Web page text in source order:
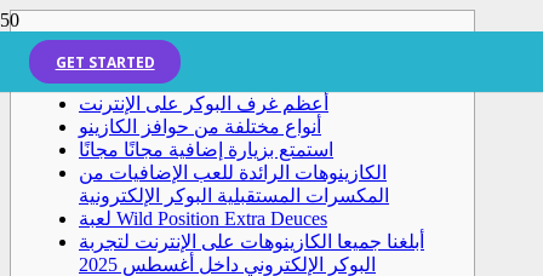
GET STARTED
أعظم غرف البوكر على الإنترنت
أنواع مختلفة من حوافز الكازينو
استمتع بزيارة إضافية مجانًا مجانًا
الكازينوهات الرائدة للعب الإضافيات من
المكسرات المستقبلية البوكر الإلكترونية
لعبة Wild Position Extra Deuces
أبلغنا جميعا الكازينوهات على الإنترنت لتجربة
البوكر الإلكتروني داخل أغسطس 2025